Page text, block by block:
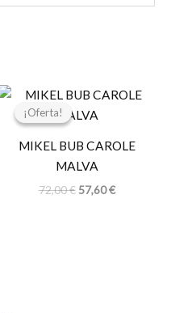
¡Oferta!
¡Oferta!
MIKEL BUB CAROLE
MALVA
72,00€
El
original
72,00 €.
57,60€
El
57,60 €.